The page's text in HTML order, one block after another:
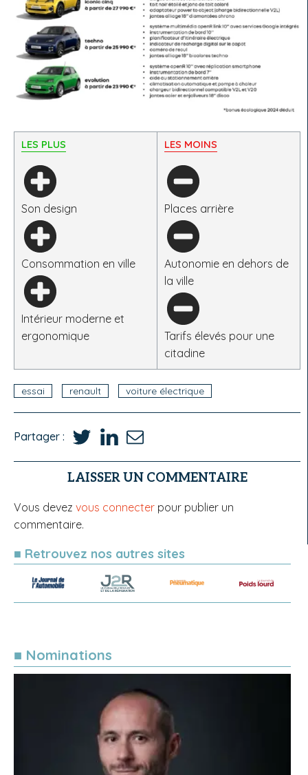
LES PLUS
Son design
Consommation en ville
Intérieur moderne et
ergonomique
LES MOINS
Places arrière
Autonomie en dehors de
la ville
Tarifs élevés pour une
citadine
essai renault voiture électrique
Partager :
LAISSER UN COMMENTAIRE
Vous devez vous connecter pour publier un
commentaire.
■ Retrouvez nos autres sites
■ Nominations